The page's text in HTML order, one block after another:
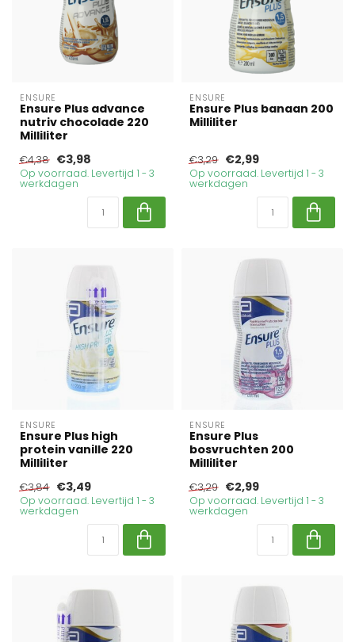
ENSURE
Ensure Plus advance
nutriv chocolade 220
Milliliter
€4,38 €3,98
Op voorraad. Levertijd 1 - 3
werkdagen
ENSURE
Ensure Plus banaan 200
Milliliter
€3,29 €2,99
Op voorraad. Levertijd 1 - 3
werkdagen
ENSURE
Ensure Plus high
protein vanille 220
Milliliter
€3,84 €3,49
Op voorraad. Levertijd 1 - 3
werkdagen
ENSURE
Ensure Plus
bosvruchten 200
Milliliter
€3,29 €2,99
Op voorraad. Levertijd 1 - 3
werkdagen